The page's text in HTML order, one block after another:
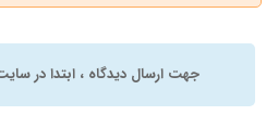
جهت ارسال دیدگاه ، ابتدا در